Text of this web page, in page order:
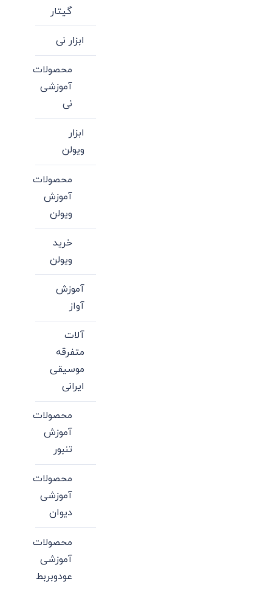
گیتار
ابزار نی
محصولات
آموزشی
نی
ابزار
ویولن
محصولات
آموزش
ویولن
خرید
ویولن
آموزش
آواز
آلات
متفرقه
موسیقی
ایرانی
محصولات
آموزش
تنبور
محصولات
آموزشی
دیوان
محصولات
آموزشی
عودوبربط